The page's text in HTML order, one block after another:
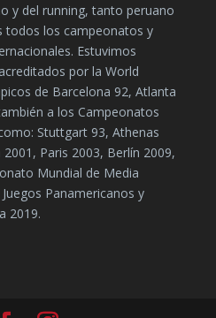
y del running, tanto peruano
todos los campeonatos y
Estuvimos
por la World
de Barcelona 92, Atlanta
a los Campeonatos
Stuttgart 93, Athenas
Paris 2003, Berlín 2009,
Mundial de Media
Panamericanos y
2019.